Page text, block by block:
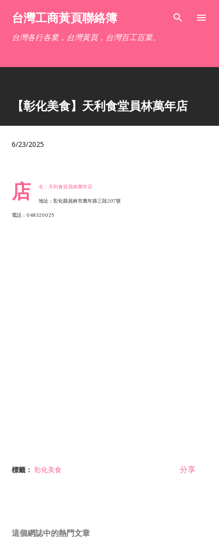
跳到主要內容
台灣工商黃頁聯絡簿
台灣各行各業，台灣黃頁，台灣百工百業。
【彰化美食】天利食堂員林萬年店
6/23/2025
店 名：天利食堂員林萬年店
地址：彰化縣員林市萬年路三段207號
電話：048320025
標籤： 彰化美食 分享
這個網誌中的熱門文章